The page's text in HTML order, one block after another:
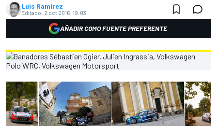
Luis Ramírez
Editado: 2 oct 2016, 19:03
AÑADIR COMO FUENTE PREFERENTE